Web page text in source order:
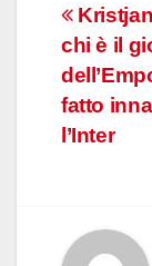
chi è il
fatto
l’Inter